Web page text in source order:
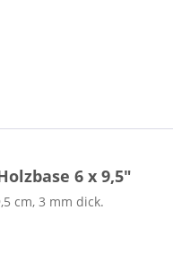
6 x 9,5"
cm, 3 mm dick.